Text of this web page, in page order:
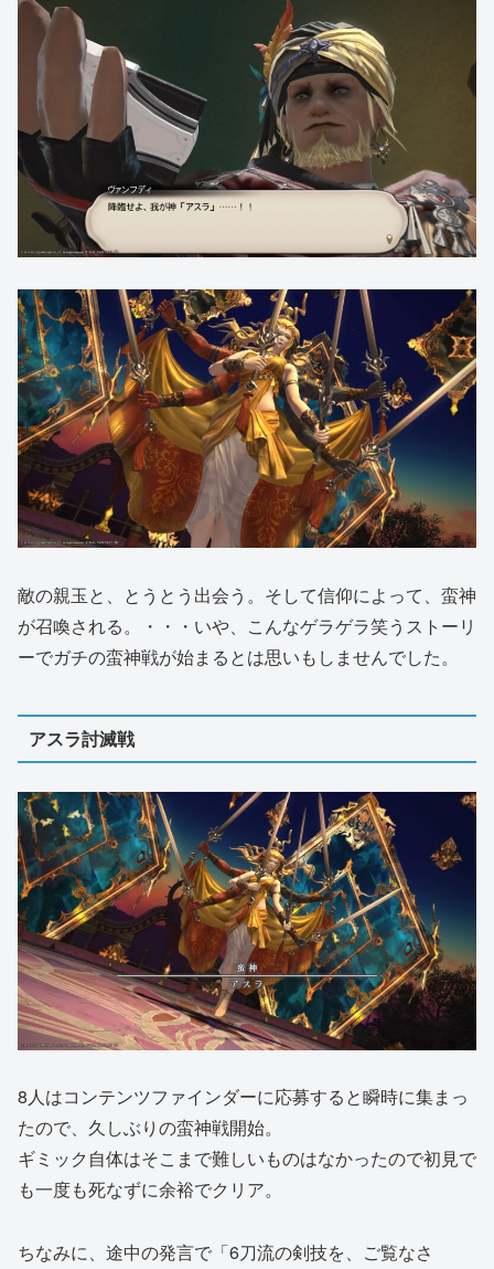
敵の親玉と、とうとう出会う。そして信仰によって、蛮神
が召喚される。・・・いや、こんなゲラゲラ笑うストーリ
ーでガチの蛮神戦が始まるとは思いもしませんでした。
アスラ討滅戦
8人はコンテンツファインダーに応募すると瞬時に集まっ
たので、久しぶりの蛮神戦開始。
ギミック自体はそこまで難しいものはなかったので初見で
も一度も死なずに余裕でクリア。
ちなみに、途中の発言で「6刀流の剣技を、ご覧なさ